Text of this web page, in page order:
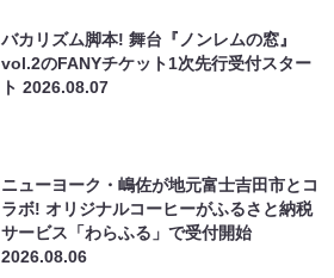
バカリズム脚本! 舞台『ノンレムの窓』
vol.2のFANYチケット1次先行受付スター
ト2026.08.07
ニューヨーク・嶋佐が地元富士吉田市とコ
ラボ! オリジナルコーヒーがふるさと納税
サービス「わらふる」で受付開始
2026.08.06